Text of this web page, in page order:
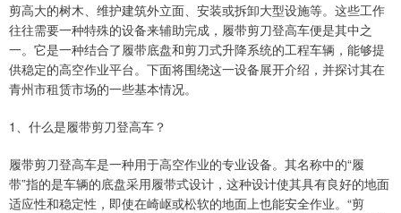
剪高大的树木、维护建筑外立面、安装或拆卸大型设施等。这些工作
往往需要一种特殊的设备来辅助完成，履带剪刀登高车便是其中之
一。它是一种结合了履带底盘和剪刀式升降系统的工程车辆，能够提
供稳定的高空作业平台。下面将围绕这一设备展开介绍，并探讨其在
青州市租赁市场的一些基本情况。
1、什么是履带剪刀登高车？
履带剪刀登高车是一种用于高空作业的专业设备。其名称中的“履
带”指的是车辆的底盘采用履带式设计，这种设计使其具有良好的地面
适应性和稳定性，即使在崎岖或松软的地面上也能安全作业。“剪